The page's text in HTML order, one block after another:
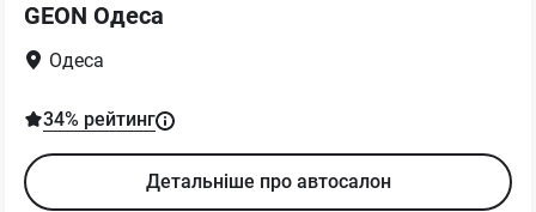
GEON Одеса
Одеса
34% рейтинг
Детальніше про автосалон